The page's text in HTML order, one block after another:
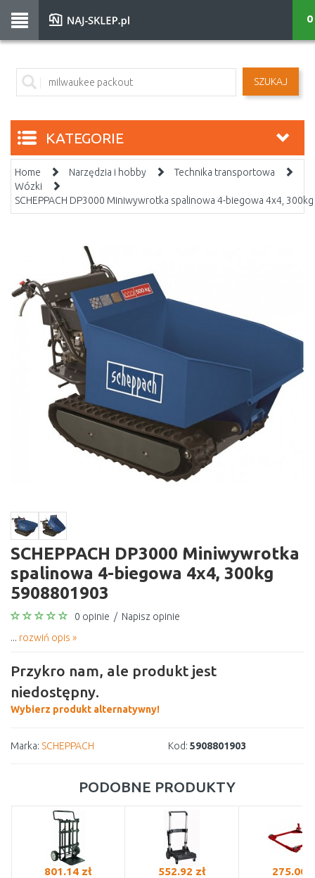
SZUKAJ
KATEGORIE
Home Narzędzia i hobby
Technika transportowa
Wózki
SCHEPPACH DP3000 Miniwywrotka spalinowa 4-biegowa 4x4,
SCHEPPACH DP3000 Miniwywrotka
spalinowa 4-biegowa 4x4, 300kg
5908801903
0 opinie / Napisz opinie
... rozwiń opis »
Przykro nam, ale produkt jest
niedostępny.
Wybierz produkt alternatywny!
Marka: SCHEPPACH Kod: 5908801903
PODOBNE PRODUKTY
801.14 zł 552.92 zł 275.00